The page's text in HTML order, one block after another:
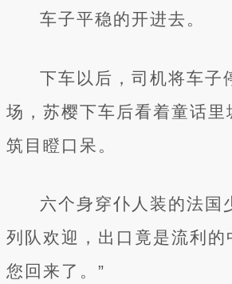
车子平稳的开进去。
下车以后，司机将车子
场，苏樱下车后看着童话里
筑目瞪口呆。
六个身穿仆人装的法国
列队欢迎，出口竟是流利的
您回来了。”